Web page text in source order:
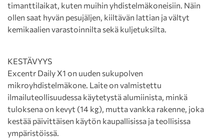
timanttilaikat, kuten muihin yhdistelmäkoneisiin. Näin
ollen saat hyvän pesujäljen, kiiltävän lattian ja vältyt
kemikaalien varastoinnilta sekä kuljetuksilta.
KESTÄVYYS
Excentr Daily X1 on uuden sukupolven
mikroyhdistelmäkone. Laite on valmistettu
ilmailuteollisuudessa käytetystä alumiinista, minkä
tuloksena on kevyt (14 kg), mutta vankka rakenne, joka
kestää päivittäisen käytön kaupallisissa ja teollisissa
ympäristöissä.